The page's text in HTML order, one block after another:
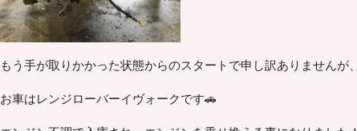
もう手が取りかかった状態からのスタートで申し訳ありませんが、
お車はレンジローバーイヴォークです🚗